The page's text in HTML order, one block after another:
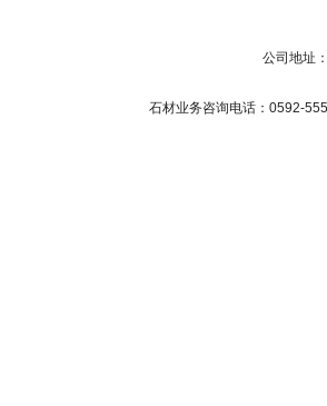
公司地址
石材业务咨询电话：0592-